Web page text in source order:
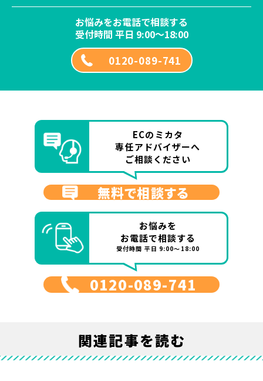
お悩みをお電話で相談する
受付時間 平日 9:00～18:00
0120-089-741
ECのミカタ
専任アドバイザーへ
ご相談ください
無料で相談する
お悩みを
お電話で相談する
受付時間 平日 9:00～18:00
0120-089-741
関連記事を読む